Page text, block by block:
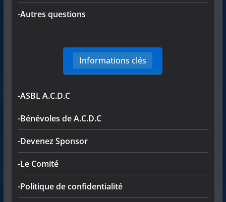
-Autres questions
Informations clés
-ASBL A.C.D.C
-Bénévoles de A.C.D.C
-Devenez Sponsor
-Le Comité
-Politique de confidentialité